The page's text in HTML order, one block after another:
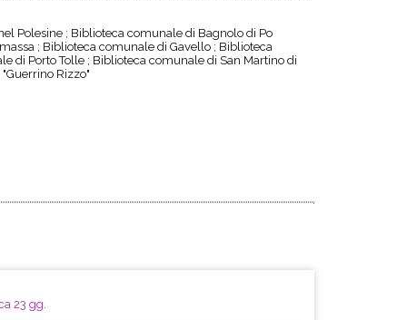
Polesine ; Biblioteca comunale di Bagnolo di Po
; Biblioteca comunale di Gavello ; Biblioteca
di Porto Tolle ; Biblioteca comunale di San Martino di
Rizzo"
23 gg.